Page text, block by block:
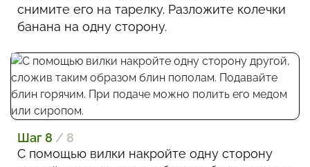
снимите его на тарелку. Разложите колечки
банана на одну сторону.
Шаг 8 / 8
С помощью вилки накройте одну сторону